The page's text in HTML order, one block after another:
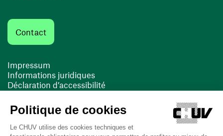
Contact
Impressum
Informations juridiques
Déclaration d’accessibilité
Cookies